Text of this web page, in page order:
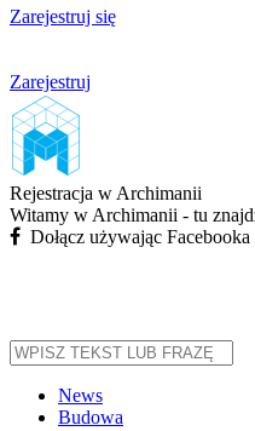
Zarejestruj się
Zarejestruj
Rejestracja w Archimanii
Witamy w Archimanii - tu
Dołącz używając Facebooka
News
Budowa